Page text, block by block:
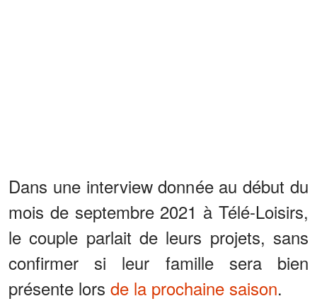
Dans une interview donnée au début du
mois de septembre 2021 à Télé-Loisirs,
le couple parlait de leurs projets, sans
confirmer si leur famille sera bien
présente lors de la prochaine saison.